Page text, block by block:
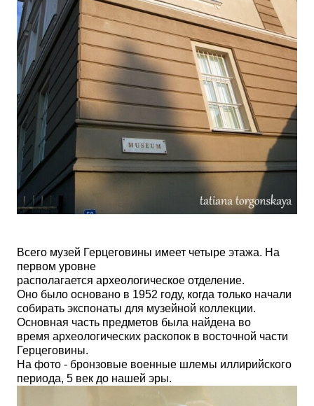
Всего музей Герцеговины имеет четыре этажа. На
первом уровне
располагается археологическое отделение.
Оно было основано в 1952 году, когда только начали
собирать экспонаты для музейной коллекции.
Основная часть предметов была найдена во
время археологических раскопок в восточной части
Герцеговины.
На фото - бронзовые военные шлемы иллирийского
периода, 5 век до нашей эры.